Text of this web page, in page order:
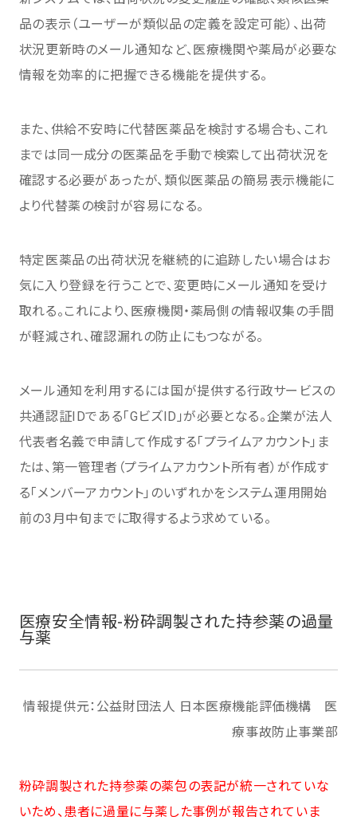
品の表示（ユーザーが類似品の定義を設定可能）、出荷
状況更新時のメール通知など、医療機関や薬局が必要な
情報を効率的に把握できる機能を提供する。
また、供給不安時に代替医薬品を検討する場合も、これ
までは同一成分の医薬品を手動で検索して出荷状況を
確認する必要があったが、類似医薬品の簡易表示機能に
より代替薬の検討が容易になる。
特定医薬品の出荷状況を継続的に追跡したい場合はお
気に入り登録を行うことで、変更時にメール通知を受け
取れる。これにより、医療機関・薬局側の情報収集の手間
が軽減され、確認漏れの防止にもつながる。
メール通知を利用するには国が提供する行政サービスの
共通認証IDである「GビズID」が必要となる。企業が法人
代表者名義で申請して作成する「プライムアカウント」ま
たは、第一管理者（プライムアカウント所有者）が作成す
る「メンバーアカウント」のいずれかをシステム運用開始
前の3月中旬までに取得するよう求めている。
医療安全情報-粉砕調製された持参薬の過量
与薬
情報提供元：公益財団法人 日本医療機能評価機構 医
療事故防止事業部
粉砕調製された持参薬の薬包の表記が統一されていな
いため、患者に過量に与薬した事例が報告されていま